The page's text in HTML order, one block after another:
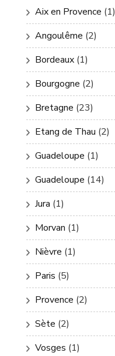
Aix en Provence (1)
Angoulême (2)
Bordeaux (1)
Bourgogne (2)
Bretagne (23)
Etang de Thau (2)
Guadeloupe (1)
Guadeloupe (14)
Jura (1)
Morvan (1)
Nièvre (1)
Paris (5)
Provence (2)
Sète (2)
Vosges (1)